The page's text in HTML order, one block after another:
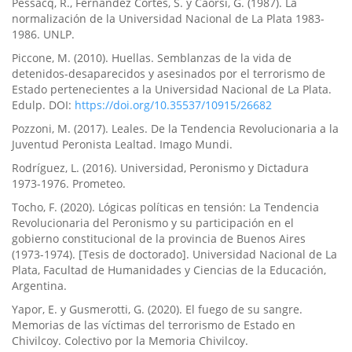
normalización de la Universidad Nacional de La Plata 1983-
1986. UNLP.
Piccone, M. (2010). Huellas. Semblanzas de la vida de
detenidos-desaparecidos y asesinados por el terrorismo de
Estado pertenecientes a la Universidad Nacional de La Plata.
Edulp. DOI: https://doi.org/10.35537/10915/26682
Pozzoni, M. (2017). Leales. De la Tendencia Revolucionaria a la
Juventud Peronista Lealtad. Imago Mundi.
Rodríguez, L. (2016). Universidad, Peronismo y Dictadura
1973-1976. Prometeo.
Tocho, F. (2020). Lógicas políticas en tensión: La Tendencia
Revolucionaria del Peronismo y su participación en el
gobierno constitucional de la provincia de Buenos Aires
(1973-1974). [Tesis de doctorado]. Universidad Nacional de La
Plata, Facultad de Humanidades y Ciencias de la Educación,
Argentina.
Yapor, E. y Gusmerotti, G. (2020). El fuego de su sangre.
Memorias de las víctimas del terrorismo de Estado en
Chivilcoy. Colectivo por la Memoria Chivilcoy.